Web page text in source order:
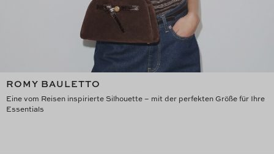
ROMY BAULETTO
Eine vom Reisen inspirierte Silhouette – mit der perfekten Größe für Ihre
Essentials